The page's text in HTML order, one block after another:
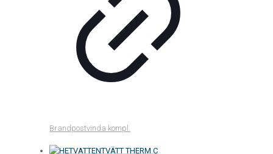
Brandpostvinda kompl.